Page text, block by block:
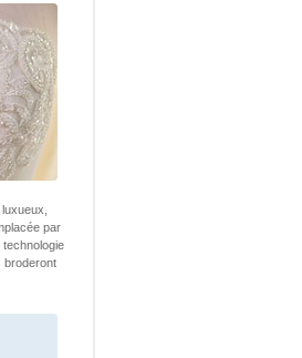
par
broderont